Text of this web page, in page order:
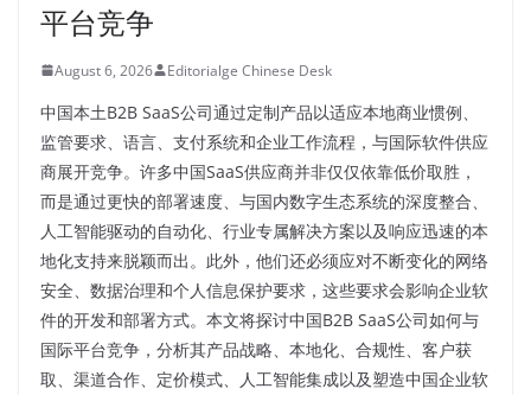
平台竞争
August 6, 2026 Editorialge Chinese Desk
中国本土B2B SaaS公司通过定制产品以适应本地商业惯例、
监管要求、语言、支付系统和企业工作流程，与国际软件供应
商展开竞争。许多中国SaaS供应商并非仅仅依靠低价取胜，
而是通过更快的部署速度、与国内数字生态系统的深度整合、
人工智能驱动的自动化、行业专属解决方案以及响应迅速的本
地化支持来脱颖而出。此外，他们还必须应对不断变化的网络
安全、数据治理和个人信息保护要求，这些要求会影响企业软
件的开发和部署方式。本文将探讨中国B2B SaaS公司如何与
国际平台竞争，分析其产品战略、本地化、合规性、客户获
取、渠道合作、定价模式、人工智能集成以及塑造中国企业软